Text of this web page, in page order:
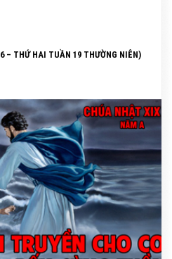
– THỨ HAI TUẦN 19 THƯỜNG NIÊN)